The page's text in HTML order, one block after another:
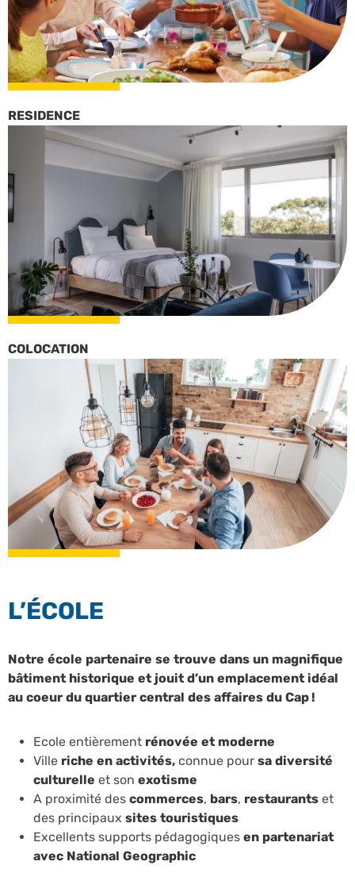
RESIDENCE
COLOCATION
L’ÉCOLE
Notre école partenaire se trouve dans un magnifique
bâtiment historique et jouit d’un emplacement idéal
au coeur du quartier central des affaires du Cap !
Ecole entièrement rénovée et moderne
Ville riche en activités, connue pour sa diversité
culturelle et son exotisme
A proximité des commerces, bars, restaurants et
des principaux sites touristiques
Excellents supports pédagogiques en partenariat
avec National Geographic